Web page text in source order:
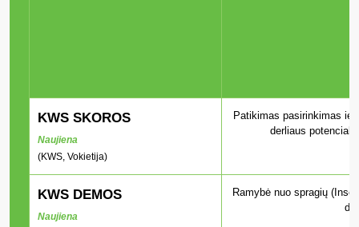
KWS SKOROS
Naujiena
(KWS, Vokietija)
Patikimas pasirinkimas
derliaus
KWS DEMOS
Naujiena
Ramybė nuo spragių